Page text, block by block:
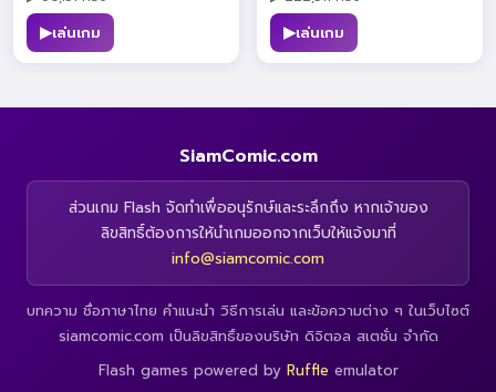
▶เล่นเกม ▶เล่นเกม
SiamComic.com
ส่วนเกม Flash จัดทำเพื่ออนุรักษ์และระลึกถึง หากเจ้าของ
ลิขสิทธิ์ต้องการให้นำเกมออกจากเว็บให้แจ้งมาที่
info@siamcomic.com
บทความ ชื่อภาษาไทย คำแนะนำ วิธีการเล่น และข้อความต่าง ๆ ในเว็บไซต์
siamcomic.com เป็นลิขสิทธิ์ของบริษัท ดิจิตอล สเตชั่น จำกัด
Flash games powered by Ruffle emulator